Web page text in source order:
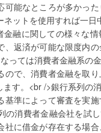
可能なところが多かっ
ネットを使用すれば一
融に関しての様々な
、返済が可能な限度内
っては消費者金融系の
ので、消費者金融を取
ます。<br />銀行系列の
基準によって審査を実
の消費者金融会社を試
社に借金が存在する場